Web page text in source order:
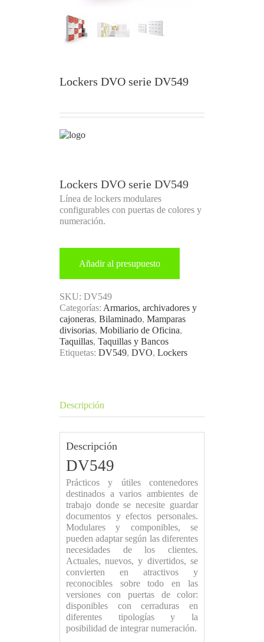
Lockers DVO serie DV549
Lockers DVO serie DV549
Línea de lockers modulares
configurables con puertas de colores y
numeración.
Añadir al presupuesto
SKU: DV549
Categorías: Armarios, archivadores y
cajoneras, Bilaminado, Mamparas
divisorias, Mobiliario de Oficina,
Taquillas, Taquillas y Bancos
Etiquetas: DV549, DVO, Lockers
Descripción
Descripción
DV549
Prácticos y útiles contenedores
destinados a varios ambientes de
trabajo donde se necesite guardar
documentos y efectos personales.
Modulares y componibles, se
pueden adaptar según las diferentes
necesidades de los clientes.
Actuales, nuevos, y divertidos, se
convierten en atractivos y
reconocibles sobre todo en las
versiones con puertas de color:
disponibles con cerraduras en
diferentes tipologías y la
posibilidad de integrar numeración.